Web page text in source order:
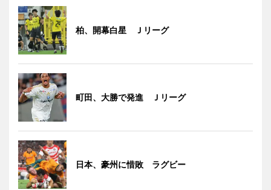
柏、開幕白星 Ｊリーグ
町田、大勝で発進 Ｊリーグ
日本、豪州に惜敗 ラグビー